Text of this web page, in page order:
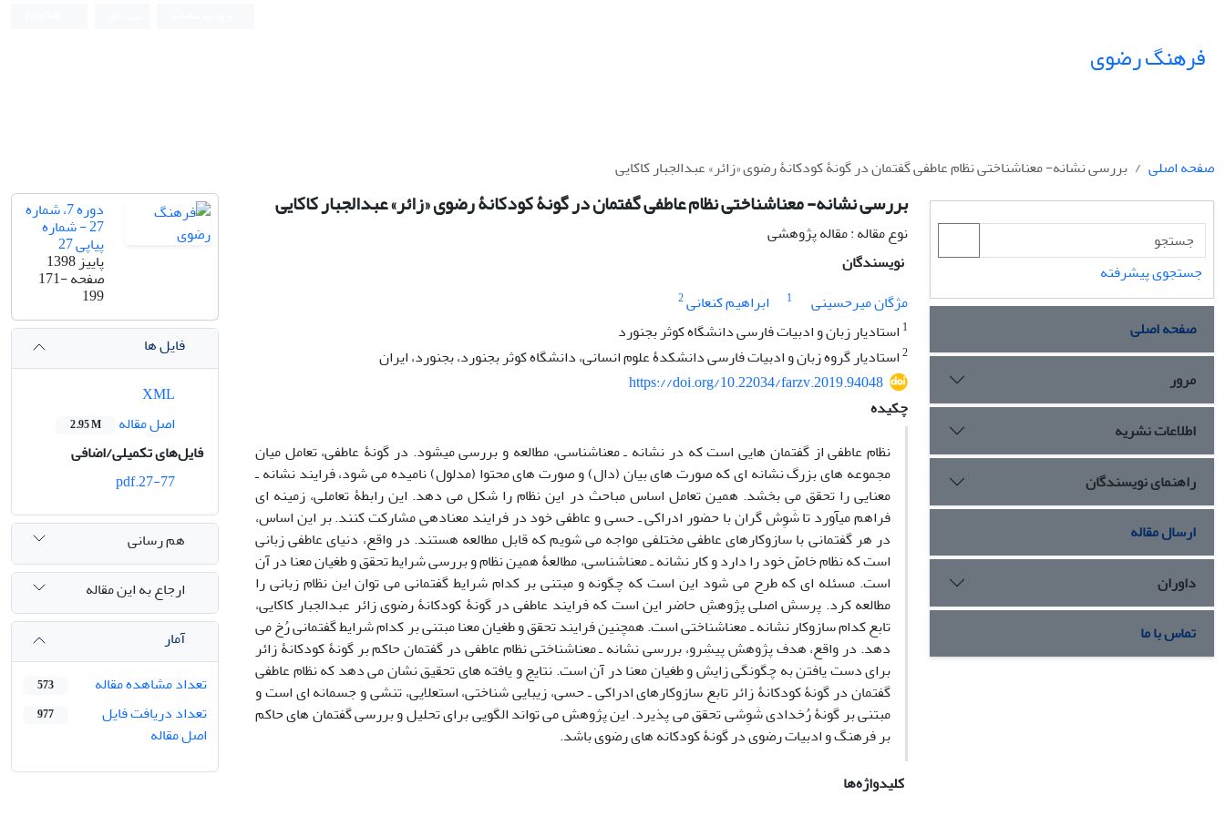
فرهنگ رضوی
صفحه اصلی بررسی نشانه- معناشناختی نظام عاطفی گفتمان در گونۀ کودکانۀ رضوی «زائر» عبدالجبار کاکایی
بررسی نشانه- معناشناختی نظام عاطفی گفتمان در گونۀ کودکانۀ رضوی «زائر» عبدالجبار کاکایی
نوع مقاله : مقاله پژوهشی
نویسندگان
مژگان میرحسینی
1 ابراهیم کنعانی2
1 استادیار زبان و ادبیات فارسی دانشگاه کوثر بجنورد
2استادیار گروه زبان و ادبیات فارسی دانشکدۀ علوم انسانی، دانشگاه کوثر بجنورد، بجنورد، ایران
https://doi.org/10.22034/farzv.2019.94048
چکیده
نظام عاطفی از گفتمان ­هایی است که در نشانه ـ معناشناسی، مطالعه و بررسی می­شود. در گونۀ عاطفی، تعامل میان
مجموعه­ های بزرگ نشانه ­ای که صورت­ های بیان (دال) و صورت­ های محتوا (مدلول) نامیده می ­شود، فرایند نشانه ـ
معنایی را تحقق می­ بخشد. همین تعامل اساس مباحث در این نظام را شکل می دهد. این رابطۀ تعاملی، زمینه­ ای
فراهم می­آورد تا شَوِش گران با حضور ادراکی ـ حسی و عاطفی خود در فرایند معنادهی مشارکت کنند. بر این اساس،
در هر گفتمانی با سازوکارهای عاطفی مختلفی مواجه می­ شویم که قابل مطالعه هستند. در واقع، دنیای عاطفی زبانی
است که نظام خاصّ خود را دارد و کار نشانه ـ معناشناسی، مطالعۀ همین نظام و بررسی شرایط تحقق و طغیان معنا در آن
است. مسئله­ ای که طرح می­ شود این است که چگونه و مبتنی بر کدام شرایط گفتمانی می­ توان این نظام زبانی را
مطالعه کرد. پرسش اصلی پژوهشِ حاضر این است که فرایند عاطفی در گونۀ کودکانۀ رضوی زائر عبدالجبار کاکایی،
تابع کدام سازوکار نشانه ـ معناشناختی است. همچنین فرایند تحقق و طغیان معنا مبتنی بر کدام شرایط گفتمانی رُخ می
دهد. در واقع، هدف پژوهش پیشِ‎رو، بررسی نشانه ـ معناشناختی نظام عاطفی در گفتمان حاکم بر گونۀ کودکانۀ زائر
برای دست­ یافتن به چگونگی زایش و طغیان معنا در آن است. نتایج و یافته­ های تحقیق نشان می­ دهد که نظام عاطفی
گفتمان در گونۀ کودکانۀ زائر تابع سازوکارهای ادراکی ـ حسی، زیبایی­ شناختی، استعلایی، تنشی و جسمانه ­ای است و
مبتنی بر گونۀ رُخدادی شَوِشی تحقق می ­پذیرد. این پژوهش می­ تواند الگویی برای تحلیل و بررسی گفتمان ­های حاکم
بر فرهنگ و ادبیات رضوی در گونۀ کودکانه ­های رضوی باشد.
کلیدواژه‌ها
دوره 7، شماره
27 - شماره
پیاپی 27
پاییز 1398
صفحه171-
199
فایل ها
اصل مقاله
2.95 M
فایل‌های تکمیلی/اضافی
هم رسانی
ارجاع به این مقاله
آمار
تعداد مشاهده مقاله
573
تعداد دریافت فایل
اصل مقاله
977
جستجوی پیشرفته
صفحه اصلی
مرور
اطلاعات نشریه
راهنمای نویسندگان
ارسال مقاله
داوران
تماس با ما